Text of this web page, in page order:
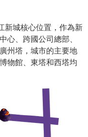
新城核心位置，作為新
心、跨國公司總部、
州塔，城市的主要地
物館、東塔和西塔均